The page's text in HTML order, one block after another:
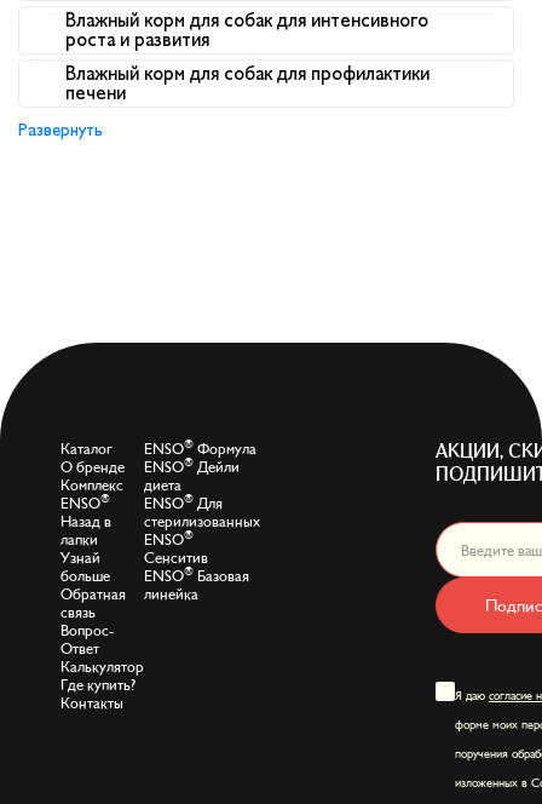
Влажный корм для собак для интенсивного
роста и развития
Влажный корм для собак для профилактики
печени
Развернуть
Каталог
О бренде
Комплекс
ENSO®
Назад в
лапки
Узнай
больше
Обратная
связь
Вопрос-
Ответ
Калькулятор
Где купить?
Контакты
ENSO® Формула
ENSO® Дейли
диета
ENSO® Для
стерилизованных
ENSO®
Сенситив
ENSO® Базовая
линейка
АКЦИИ,
Я даю согласие
форме моих
поручения
изложенных в